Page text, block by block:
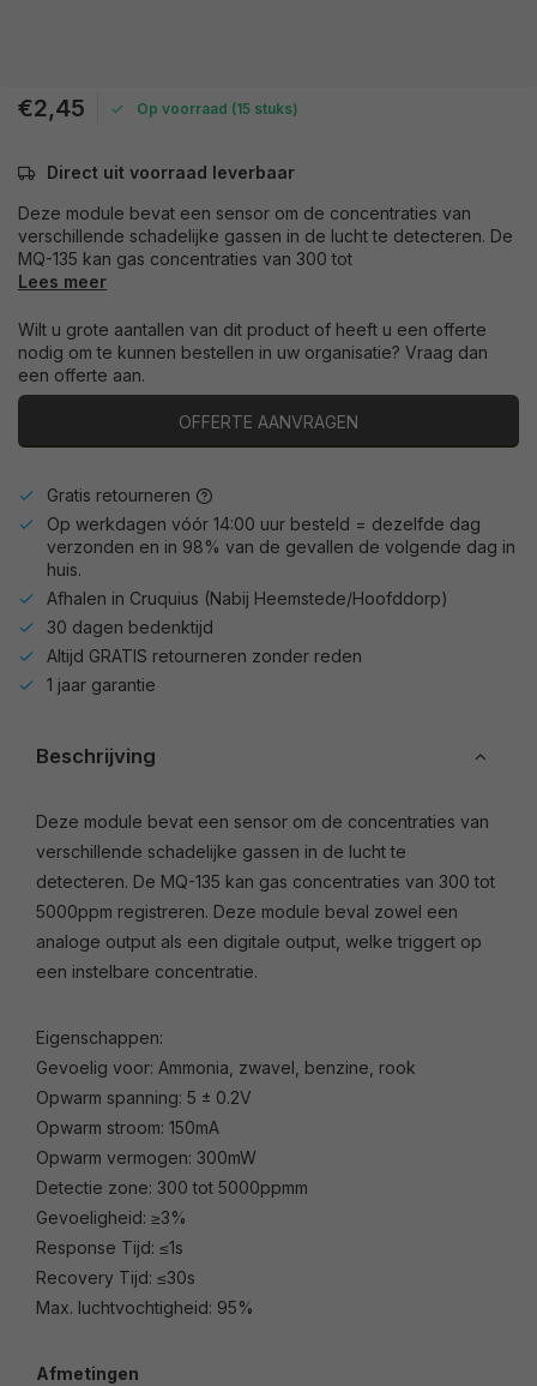
€2,45 Op voorraad (15 stuks)
Direct uit voorraad leverbaar
Deze module bevat een sensor om de concentraties van
verschillende schadelijke gassen in de lucht te detecteren. De
MQ-135 kan gas concentraties van 300 tot
Lees meer
Wilt u grote aantallen van dit product of heeft u een offerte
nodig om te kunnen bestellen in uw organisatie? Vraag dan
een offerte aan.
OFFERTE AANVRAGEN
Gratis retourneren
Op werkdagen vóór 14:00 uur besteld = dezelfde dag
verzonden en in 98% van de gevallen de volgende dag in
huis.
Afhalen in Cruquius (Nabij Heemstede/Hoofddorp)
30 dagen bedenktijd
Altijd GRATIS retourneren zonder reden
1 jaar garantie
Beschrijving
Deze module bevat een sensor om de concentraties van
verschillende schadelijke gassen in de lucht te
detecteren. De MQ-135 kan gas concentraties van 300 tot
5000ppm registreren. Deze module beval zowel een
analoge output als een digitale output, welke triggert op
een instelbare concentratie.
Eigenschappen:
Gevoelig voor: Ammonia, zwavel, benzine, rook
Opwarm spanning: 5 ± 0.2V
Opwarm stroom: 150mA
Opwarm vermogen: 300mW
Detectie zone: 300 tot 5000ppmm
Gevoeligheid: ≥3%
Response Tijd: ≤1s
Recovery Tijd: ≤30s
Max. luchtvochtigheid: 95%
Afmetingen